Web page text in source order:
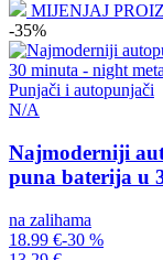
MIJENJAJ
-35%
Punjači i autopunjači
N/A
Najmoderniji
puna baterija u
na zalihama
18.99 €-30 %